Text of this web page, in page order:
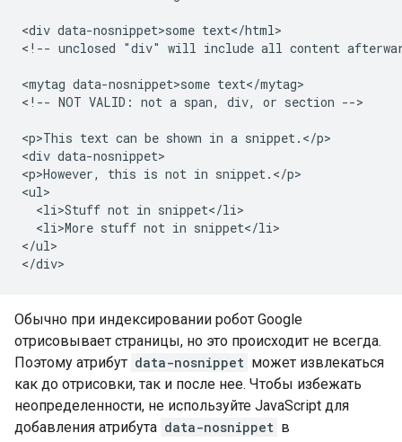
<div data-nosnippet>some text</html>
<!-- unclosed "div" will include all content
<mytag data-nosnippet>some text</mytag>
<!-- NOT VALID: not a span, div, or section -->
<p>This text can be shown in a snippet.</p>
<div data-nosnippet>
<p>However, this is not in snippet.</p>
<ul>
  <li>Stuff not in snippet</li>
  <li>More stuff not in snippet</li>
</ul>
</div>
Обычно при индексировании робот Google
отрисовывает страницы, но это происходит не всегда.
Поэтому атрибут data-nosnippet может извлекаться
как до отрисовки, так и после нее. Чтобы избежать
неопределенности, не используйте JavaScript для
добавления атрибута data-nosnippet в